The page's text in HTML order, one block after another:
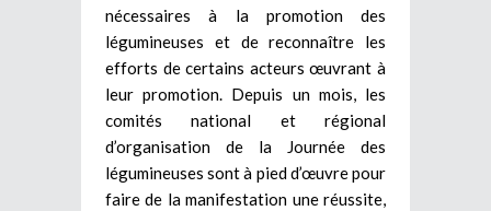
nécessaires à la promotion des
légumineuses et de reconnaître les
efforts de certains acteurs œuvrant à
leur promotion. Depuis un mois, les
comités national et régional
d’organisation de la Journée des
légumineuses sont à pied d’œuvre pour
faire de la manifestation une réussite,